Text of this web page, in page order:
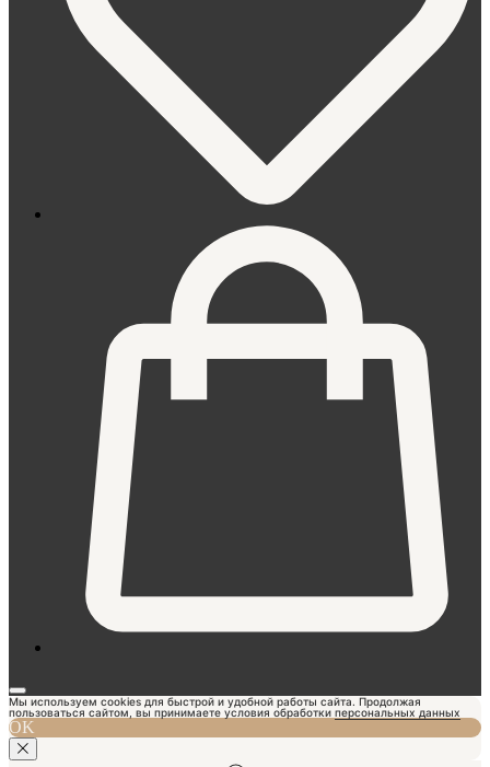
Мы используем cookies для быстрой и удобной работы сайта. Продолжая
пользоваться сайтом, вы принимаете условия обработки персональных данных
OK